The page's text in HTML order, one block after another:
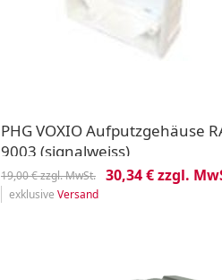
PHG VOXIO Aufputzgehäuse
9003 (signalweiss)
19,00 € zzgl. MwSt. 30,34 € zzgl.
exklusive Versand